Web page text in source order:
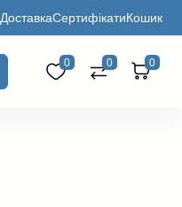
ДоставкаСертифікатиКошик
0 0 0